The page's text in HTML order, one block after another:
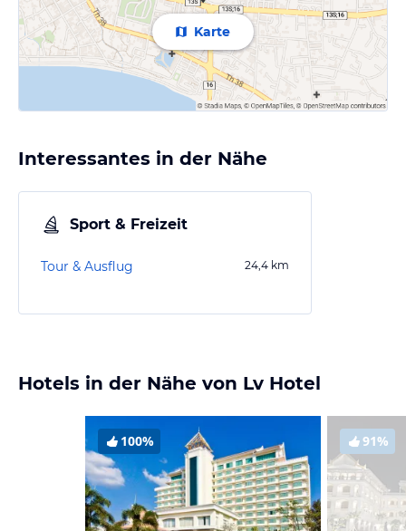
Karte
Interessantes in der Nähe
Sport & Freizeit
Tour & Ausflug 24,4 km
Hotels in der Nähe von Lv Hotel
100% 91%